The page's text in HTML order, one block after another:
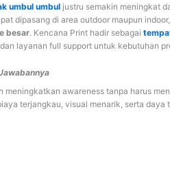
umbul umbul justru semakin meningkat
dipasang di area outdoor maupun
besar. Kencana Print hadir sebagai
layanan full support untuk kebutuhan
awareness tanpa harus
terjangkau, visual menarik, serta daya